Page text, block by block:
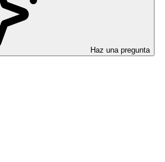
Haz una pregunta